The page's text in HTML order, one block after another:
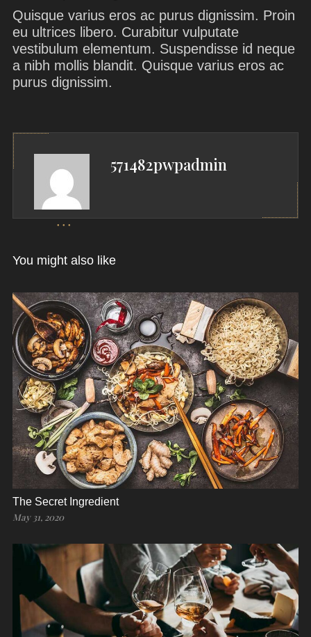
Quisque varius eros ac purus dignissim. Proin
eu ultrices libero. Curabitur vulputate
vestibulum elementum. Suspendisse id neque
a nibh mollis blandit. Quisque varius eros ac
purus dignissim.
571482pwpadmin
You might also like
The Secret Ingredient
May 31, 2020